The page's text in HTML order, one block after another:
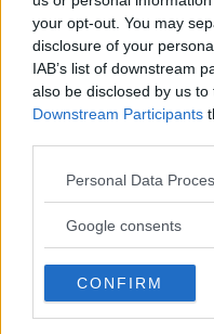
your opt-out. You may
disclosure of your
IAB’s list of downstream
also be disclosed by us
Downstream Participants
Please note that this
not limited to your visit or
use your data for below
consent section.
Personal Data
Google consents
CONFIRM
Nyheter
Priser på
villor stiger
Bostadsrättspriserna i
procent under […]
Publicerad 09:38, 7